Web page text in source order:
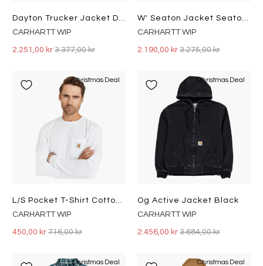
CARHARTT WIP
2.251,00 kr3.377,00 kr
CARHARTT WIP
2.190,00 kr 3.275,00 kr
Christmas Deal
CARHARTT WIP
450,00 kr716,00 kr
Christmas Deal
Og Active Jacket Black
CARHARTT WIP
2.456,00 kr 3.684,00 kr
Christmas Deal Christmas Deal